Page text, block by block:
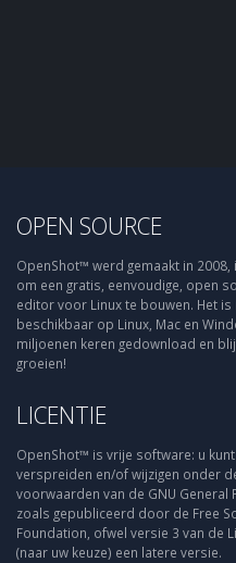
OPEN SOURCE
OpenShot™ werd gemaakt in 2008,
om een gratis, eenvoudige, open
editor voor Linux te bouwen. Het is
beschikbaar op Linux, Mac en
miljoenen keren gedownload en
groeien!
LICENTIE
OpenShot™ is vrije software: u
verspreiden en/of wijzigen onder
voorwaarden van de GNU General
zoals gepubliceerd door de Free
Foundation, ofwel versie 3 van de
(naar uw keuze) een latere versie.